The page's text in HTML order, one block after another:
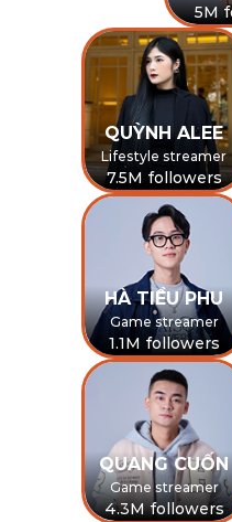
QUANG CUỐN
Game streamer
4.3M followers
HÀ TIỀU PHU
Game streamer
1.1M followers
QUỲNH ALEE
Lifestyle streamer
7.5M followers
5M